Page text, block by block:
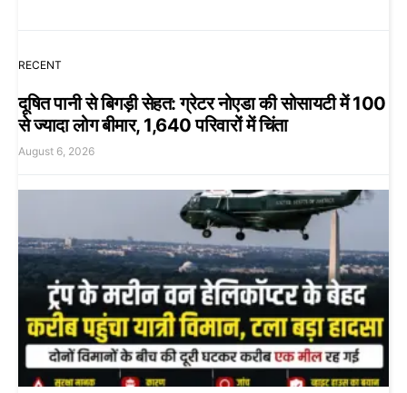
RECENT
दूषित पानी से बिगड़ी सेहत: ग्रेटर नोएडा की सोसायटी में 100
से ज्यादा लोग बीमार, 1,640 परिवारों में चिंता
August 6, 2026